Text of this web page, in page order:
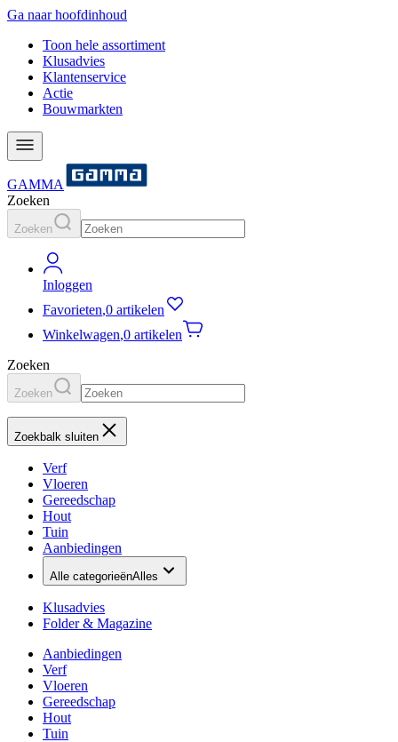
Ga naar hoofdinhoud
Toon hele assortiment
Klusadvies
Klantenservice
Actie
Bouwmarkten
GAMMA
Zoeken
Zoeken
Inloggen
Favorieten,0 artikelen
Winkelwagen,0 artikelen
Zoeken
Zoeken
Zoekbalk sluiten
Verf
Vloeren
Gereedschap
Hout
Tuin
Aanbiedingen
Alle categorieënAlles
Klusadvies
Folder & Magazine
Aanbiedingen
Verf
Vloeren
Gereedschap
Hout
Tuin